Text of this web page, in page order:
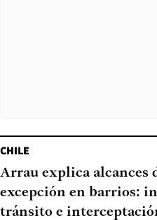
CHILE
Arrau explica alcances
excepción en barrios:
tránsito e